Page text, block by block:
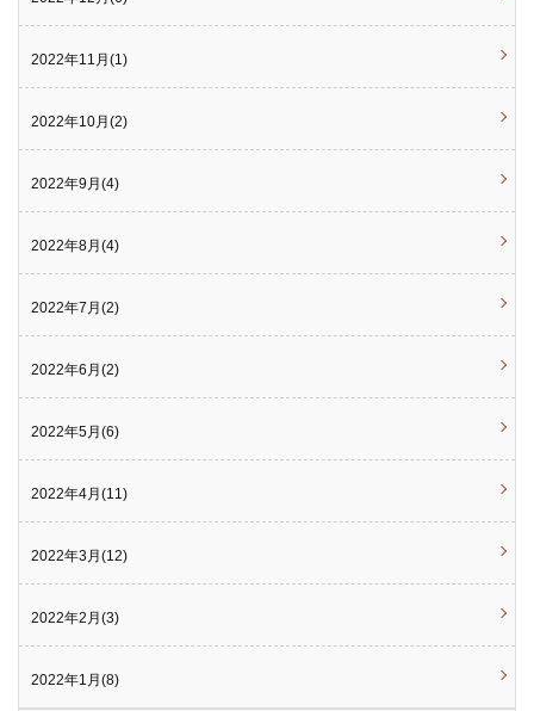
2022年11月(1)
2022年10月(2)
2022年9月(4)
2022年8月(4)
2022年7月(2)
2022年6月(2)
2022年5月(6)
2022年4月(11)
2022年3月(12)
2022年2月(3)
2022年1月(8)